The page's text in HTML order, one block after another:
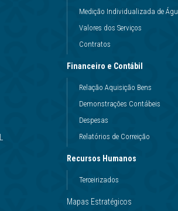
Medição Individualizada de
Valores dos Serviços
Contratos
Financeiro e Contábil
Relação Aquisição Bens
Demonstrações Contábeis
Despesas
Relatórios de Correição
Recursos Humanos
Terceirizados
Mapas Estratégicos